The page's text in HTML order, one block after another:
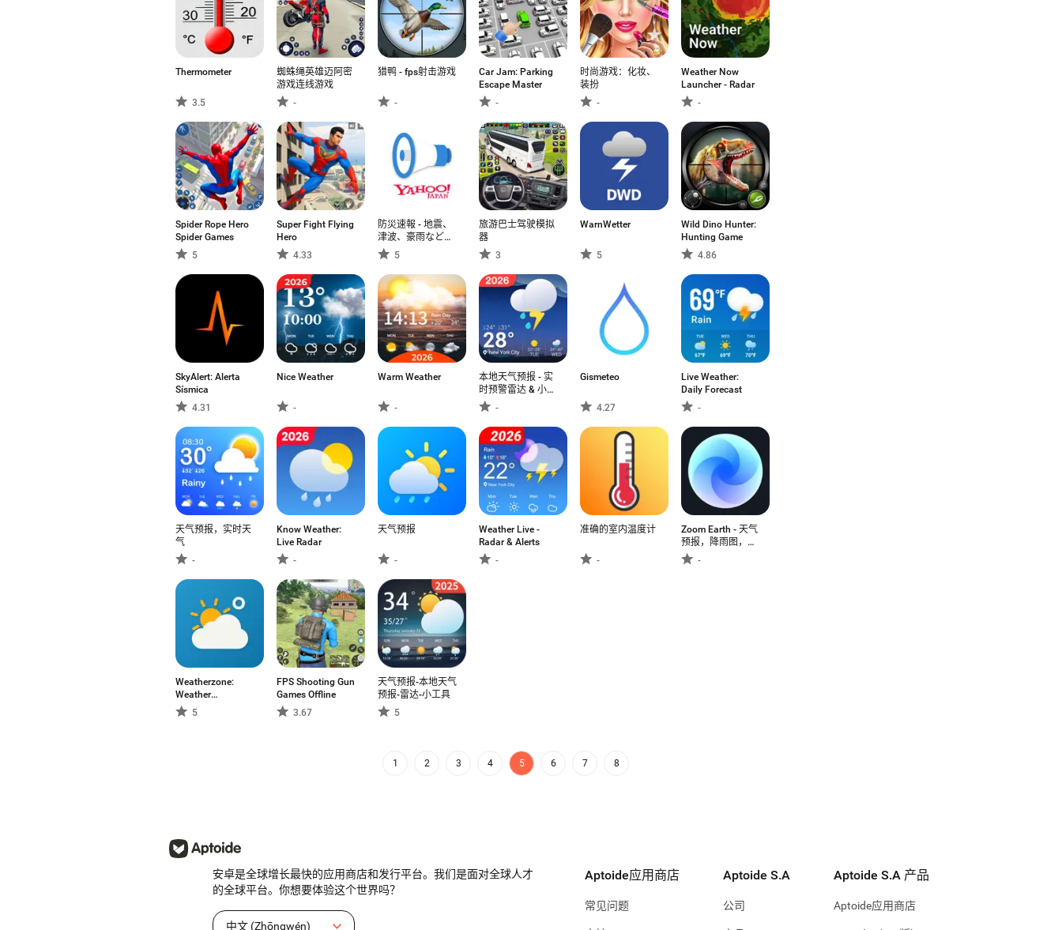
Thermometer
3.5
蜘蛛绳英雄迈阿密
游戏连线游戏
-
猎鸭 - fps射击游戏
-
Car Jam: Parking
Escape Master
-
时尚游戏：化妆、
装扮
-
Weather Now
Launcher - Radar
-
Spider Rope Hero
Spider Games
5
Super Fight Flying
Hero
4.33
防災速報 - 地震、
津波、豪雨など、
災害情報をいち早
くお届け
5
旅游巴士驾驶模拟
器
3
WarnWetter
5
Wild Dino Hunter:
Hunting Game
4.86
SkyAlert: Alerta
Sísmica
4.31
Nice Weather
-
Warm Weather
-
本地天气预报 - 实
时预警雷达 & 小部
件
-
Gismeteo
4.27
Live Weather:
Daily Forecast
-
天气预报，实时天
气
-
Know Weather:
Live Radar
-
天气预报
-
Weather Live -
Radar & Alerts
-
准确的室内温度计
-
Zoom Earth - 天气
预报，降雨图，台
风追踪器
-
Weatherzone:
Weather
Forecasts
5
FPS Shooting Gun
Games Offline
3.67
天气预报-本地天气
预报-雷达-小工具
5
1 2 3 4 5 6 7 8
安卓是全球增长最快的应用商店和发行平台。我们是面对全球人才
的全球平台。你想要体验这个世界吗？
中文 (Zhōngwén)
Aptoide应用商店
常见问题
Aptoide S.A
公司
Aptoide S.A 产品
Aptoide应用商店